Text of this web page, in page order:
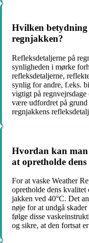
Hvilken
regnjakken?
Refleksdetaljerne på
synligheden i mørke
refleksdetaljerne,
synlig for andre, f.eks.
vigtigt på
være udfordret på
regnjakkens
Hvordan kan
at opretholde
For at vaske Weather
opretholde dens kvalitet
jakken ved 40°C. Det
nøje for at undgå
følge disse
og sikre, at den fortsat